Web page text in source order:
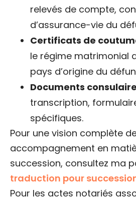
relevés de compte,
d’assurance-vie du
Certificats de
le régime matrimonial
pays d’origine du
Documents
transcription,
spécifiques.
Pour une vision complète
accompagnement en
succession, consultez ma
traduction pour
Pour les actes notariés